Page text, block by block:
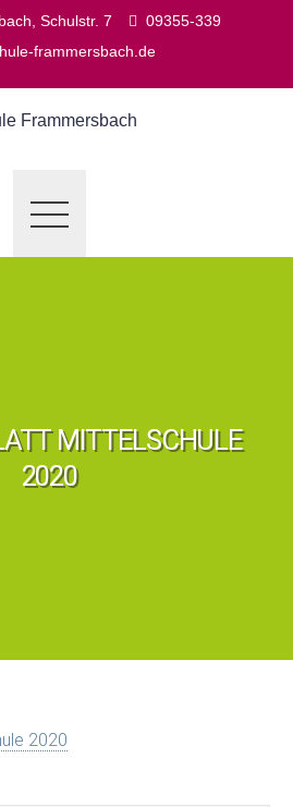
Schulstr. 7
09355-339
frammersbach.de
MITTELSCHULE
2020
2020